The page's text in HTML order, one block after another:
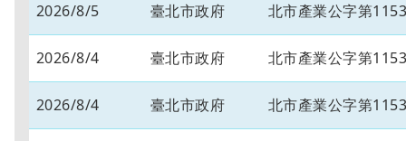
2026/8/5 臺北市政府 北市產業公字第
2026/8/4 臺北市政府 北市產業公字第
2026/8/4 臺北市政府 北市產業公字第